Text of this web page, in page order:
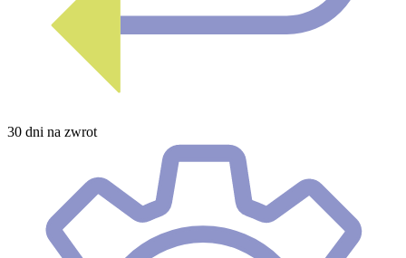
30 dni na zwrot